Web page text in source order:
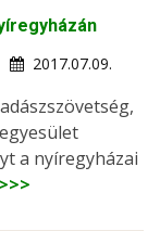
2017.07.09.
a nyíregyházai